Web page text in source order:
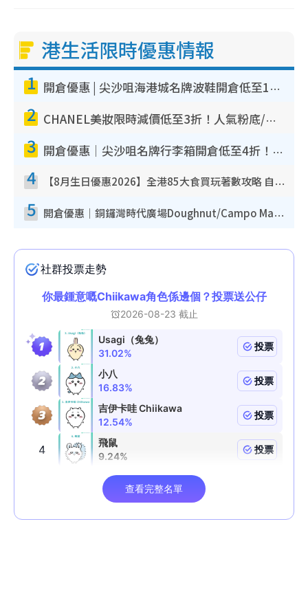
港生活限時優惠情報
1 開倉優惠 | 尖沙咀海港城名牌波鞋開倉低至1折！On鞋$899起／Joy&Peace鞋履$98起
2 CHANEL美妝限時減價低至3折！人氣粉底/唇膏/精華液低至$275！COCO香水都有平
3 開倉優惠｜尖沙咀名牌行李箱開倉低至4折！一連5日 American Tourister/ace./Hallmark $200起！
4 【8月生日優惠2026】全港85大食買玩著數攻略 自助餐/火鍋放題同行免費＋誠品/DONKI送現金券
5 開倉優惠｜銅鑼灣時代廣場Doughnut/Campo Marzio開倉低至1折！背囊、書包、手袋劈價$200起